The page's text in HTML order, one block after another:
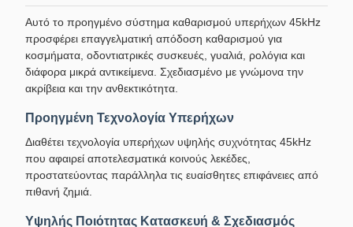
Αυτό το προηγμένο σύστημα καθαρισμού υπερήχων 45kHz
προσφέρει επαγγελματική απόδοση καθαρισμού για
κοσμήματα, οδοντιατρικές συσκευές, γυαλιά, ρολόγια και
διάφορα μικρά αντικείμενα. Σχεδιασμένο με γνώμονα την
ακρίβεια και την ανθεκτικότητα.
Προηγμένη Τεχνολογία Υπερήχων
Διαθέτει τεχνολογία υπερήχων υψηλής συχνότητας 45kHz
που αφαιρεί αποτελεσματικά κοινούς λεκέδες,
προστατεύοντας παράλληλα τις ευαίσθητες επιφάνειες από
πιθανή ζημιά.
Υψηλής Ποιότητας Κατασκευή & Σχεδιασμός